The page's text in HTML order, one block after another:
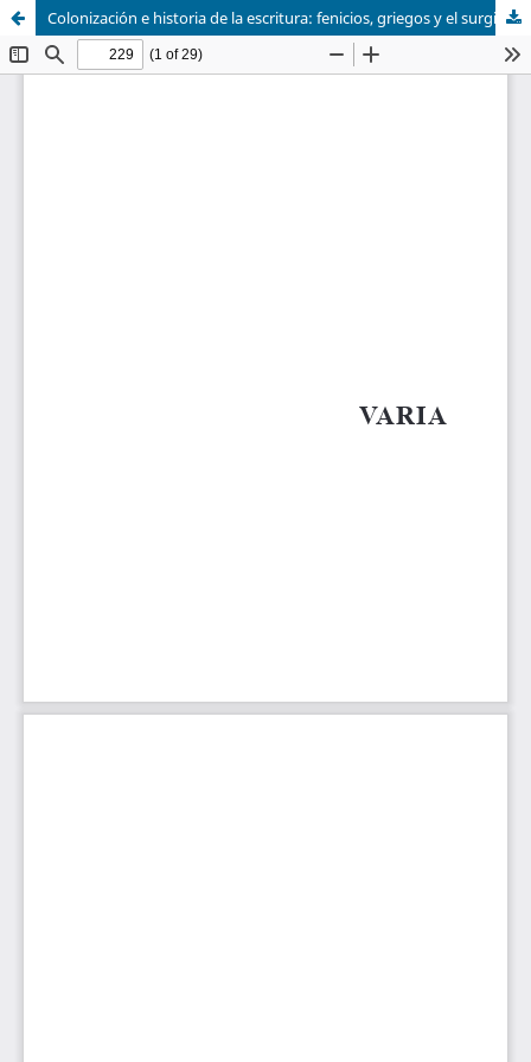
Colonización e historia de la escritura: fenicios, griegos y el surgimiento de los semisilabarios paleohispánicos